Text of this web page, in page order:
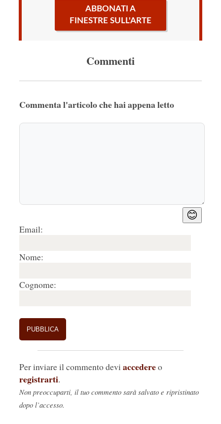
ABBONATI A
FINESTRE SULL'ARTE
Commenti
Commenta l'articolo che hai appena letto
😊
Email:
Nome:
Cognome:
Per inviare il commento devi accedereo
registrarti.
Non preoccuparti, il tuo commento sarà salvato e ripristinato
dopo l’accesso.